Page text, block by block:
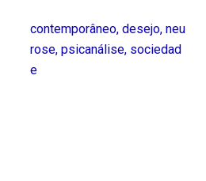
contemporâneo, desejo, neu
rose, psicanálise, sociedad
e